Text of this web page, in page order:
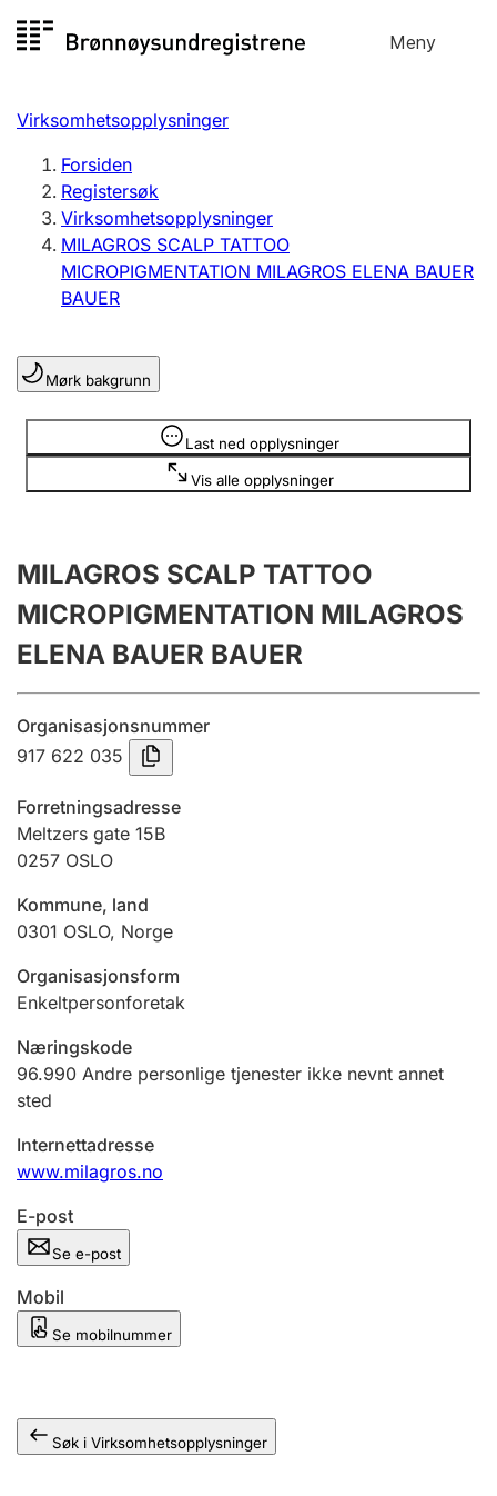
til
Meny
Registersøk
Aksjeselskap
Enkeltpersonforetak
Registrere, endre, slette
Registrere, endre, slette
Flere organisasjonsformer
Innsending og forsinkelsesgebyr
Tinglysing
Jeger
Betaling og jegeravgiftskort
Ektepaktveileder
Offentlig sektor
Andre tema
Virksomhetsopplysninger
Forsiden
Registersøk
Virksomhetsopplysninger
MILAGROS SCALP TATTOO
MICROPIGMENTATION MILAGROS ELENA BAUER
BAUER
Mørk bakgrunn
Last ned opplysninger
Vis alle opplysninger
Opplysninger er skjult
MILAGROS SCALP TATTOO
MICROPIGMENTATION MILAGROS
ELENA BAUER BAUER
Organisasjonsnummer
917 622 035
Forretningsadresse
Meltzers gate 15B
0257 OSLO
Kommune, land
0301 OSLO, Norge
Organisasjonsform
Enkeltpersonforetak
Næringskode
96.990 Andre personlige tjenester ikke nevnt annet
sted
Internettadresse
www.milagros.no
E-post
Se e-post
Mobil
Se mobilnummer
Søk i Virksomhetsopplysninger